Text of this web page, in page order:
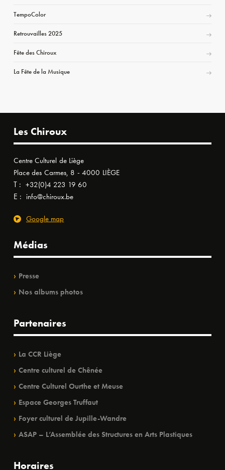
TempoColor
Retrouvailles 2025
Fête des Chiroux
La Fête de la Musique
Les Chiroux
Centre Culturel de Liège
Place des Carmes, 8 - 4000 LIÈGE
T : +32(0)4 223 19 60
E : info@chiroux.be
Google map
Médias
Presse
Nos albums photos
Partenaires
La CCR Liège
Centre culturel de Chênée
Centre Culturel Ourthe et Meuse
Espace Georges Truffaut
Foyer culturel de Jupille-Wandre
ASAP – L’Assemblée des Structures en Arts Plastiques
Horaires